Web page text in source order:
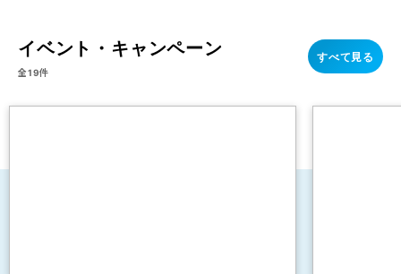
イベント・キャンペーン
全19件
すべて見る